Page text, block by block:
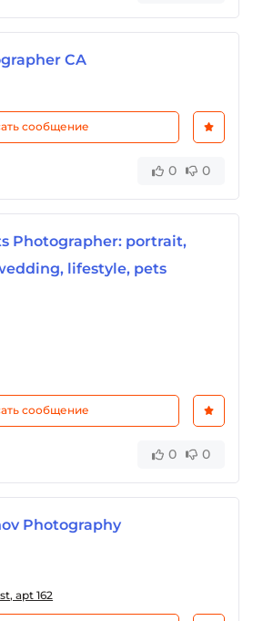
CA
сообщение
0 0
Photographer: portrait,
lifestyle, pets
сообщение
0 0
Photography
apt 162